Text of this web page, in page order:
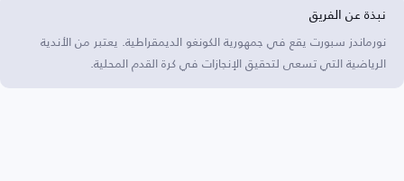
نبذة عن الفريق
نورماندز سبورت يقع في جمهورية الكونغو الديمقراطية. يعتبر من الأندية
الرياضية التي تسعى لتحقيق الإنجازات في كرة القدم المحلية.